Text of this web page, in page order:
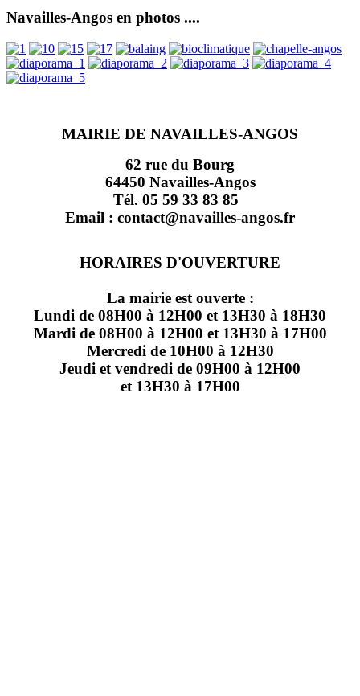
Navailles-Angos en photos ....
MAIRIE DE NAVAILLES-ANGOS
62 rue du Bourg
64450 Navailles-Angos
Tél. 05 59 33 83 85
Email : contact@navailles-angos.fr
HORAIRES D'OUVERTURE
La mairie est ouverte :
Lundi de 08H00 à 12H00 et 13H30 à 18H30
Mardi de 08H00 à 12H00 et 13H30 à 17H00
Mercredi de 10H00 à 12H30
Jeudi et vendredi de 09H00 à 12H00
et 13H30 à 17H00